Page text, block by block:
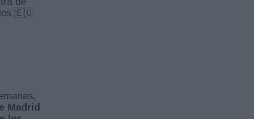
🇪🇺
Madrid